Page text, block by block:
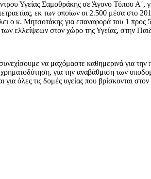
Υγείας Σαμοθράκης σε Άγονο Τύπου Α΄,
εκ των οποίων οι 2.500 μέσα στο
ο κ. Μητσοτάκης για επαναφορά του 1
ελλείψεων στον χώρο της Υγείας, στην
να μαχόμαστε καθημερινά για
για την αναβάθμιση των
για όλες τις δομές υγείας που βρίσκονται